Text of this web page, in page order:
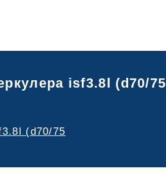
isf3.8l (d70/75
(d70/75